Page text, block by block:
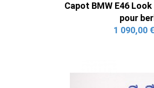
Capot BMW E46
pour
1 090,00